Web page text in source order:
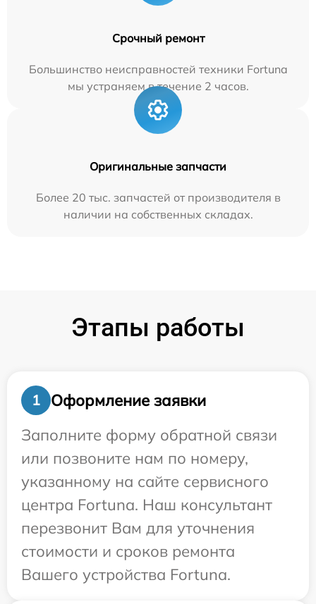
Срочный ремонт
Большинство неисправностей техники Fortuna
мы устраняем в течение 2 часов.
Оригинальные запчасти
Более 20 тыс. запчастей от производителя в
наличии на собственных складах.
Этапы работы
1
Оформление заявки
Заполните форму обратной связи
или позвоните нам по номеру,
указанному на сайте сервисного
центра Fortuna. Наш консультант
перезвонит Вам для уточнения
стоимости и сроков ремонта
Вашего устройства Fortuna.